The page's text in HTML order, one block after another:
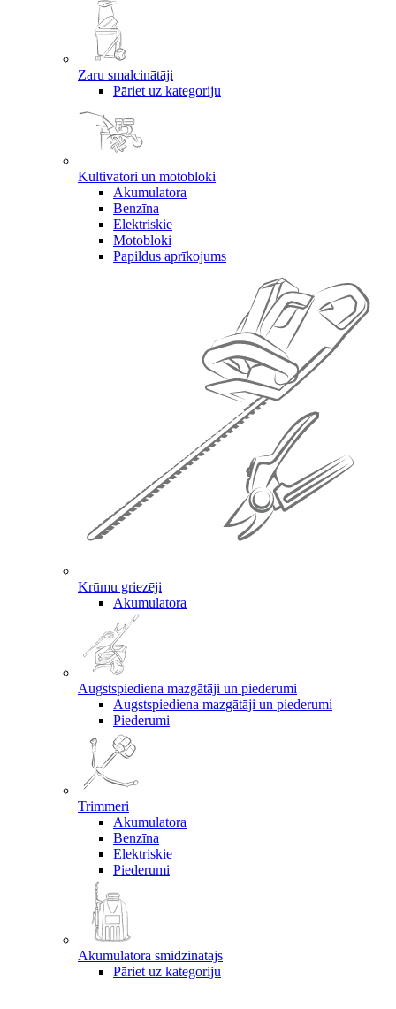
Zaru smalcinātāji
Pāriet uz kategoriju
Kultivatori un motobloki
Akumulatora
Benzīna
Elektriskie
Motobloki
Papildus aprīkojums
Krūmu griezēji
Akumulatora
Augstspiediena mazgātāji un piederumi
Augstspiediena mazgātāji un piederumi
Piederumi
Trimmeri
Akumulatora
Benzīna
Elektriskie
Piederumi
Akumulatora smidzinātājs
Pāriet uz kategoriju